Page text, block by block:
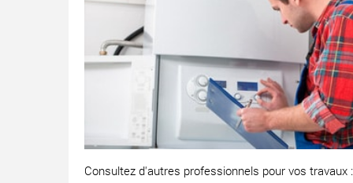
Consultez d'autres professionnels pour vos travaux :